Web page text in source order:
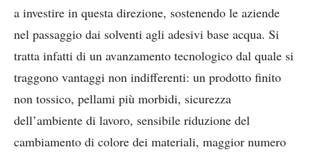
a investire in questa direzione, sostenendo le aziende
nel passaggio dai solventi agli adesivi base acqua. Si
tratta infatti di un avanzamento tecnologico dal quale si
traggono vantaggi non indifferenti: un prodotto finito
non tossico, pellami più morbidi, sicurezza
dell’ambiente di lavoro, sensibile riduzione del
cambiamento di colore dei materiali, maggior numero